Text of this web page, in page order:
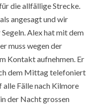
die allfällige Strecke.
angesagt und wir
Alex hat mit dem
muss wegen der
Kontakt aufnehmen. Er
dem Mittag telefoniert
alle Fälle nach Kilmore
der Nacht grossen